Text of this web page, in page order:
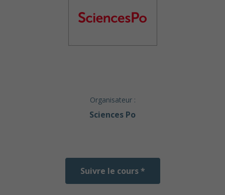
Organisateur :
Sciences Po
Suivre le cours *